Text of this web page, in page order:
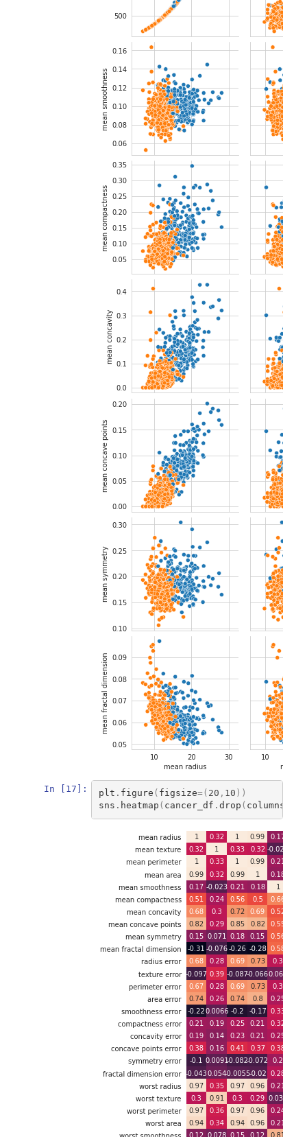
In [17]: plt . figure ( figsize=( 20 , 10 ))
sns . heatmap ( cancer_df . drop ( columns